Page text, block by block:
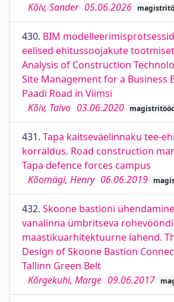
Kõiv, Sander 05.06.2026
430. BIM
eelised ehitussoojakute
Analysis of Construction
Site Management for a Business
Paadi Road in Viimsi
Kõiv, Taivo 03.06.2020
431. Tapa kaitseväelinnaku tee-
korraldus. Road construction
Tapa defence forces campus
Kõomägi, Henry 06.06.2019
432. Skoone bastioni
vanalinna ümbritseva
maastikuarhitektuurne lahend.
Design of Skoone Bastion
Tallinn Green Belt
Kõrgekuhi, Marge 09.06.2017